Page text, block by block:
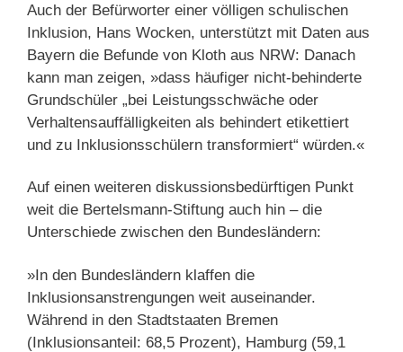
Auch der Befürworter einer völligen schulischen
Inklusion, Hans Wocken, unterstützt mit Daten aus
Bayern die Befunde von Kloth aus NRW: Danach
kann man zeigen, »dass häufiger nicht-behinderte
Grundschüler „bei Leistungsschwäche oder
Verhaltensauffälligkeiten als behindert etikettiert
und zu Inklusionsschülern transformiert“ würden.«
Auf einen weiteren diskussionsbedürftigen Punkt
weit die Bertelsmann-Stiftung auch hin – die
Unterschiede zwischen den Bundesländern:
»In den Bundesländern klaffen die
Inklusionsanstrengungen weit auseinander.
Während in den Stadtstaaten Bremen
(Inklusionsanteil: 68,5 Prozent), Hamburg (59,1